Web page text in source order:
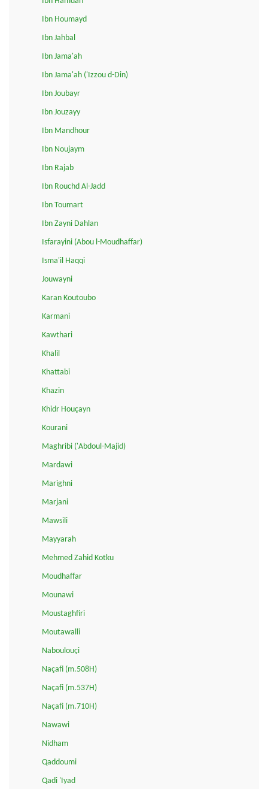
Ibn Houmayd
Ibn Jahbal
Ibn Jama'ah
Ibn Jama'ah ('Izzou d-Din)
Ibn Joubayr
Ibn Jouzayy
Ibn Mandhour
Ibn Noujaym
Ibn Rajab
Ibn Rouchd Al-Jadd
Ibn Toumart
Ibn Zayni Dahlan
Isfarayini (Abou l-Moudhaffar)
Isma'il Haqqi
Jouwayni
Karan Koutoubo
Karmani
Kawthari
Khalil
Khattabi
Khazin
Khidr Houçayn
Kourani
Maghribi ('Abdoul-Majid)
Mardawi
Marighni
Marjani
Mawsili
Mayyarah
Mehmed Zahid Kotku
Moudhaffar
Mounawi
Moustaghfiri
Moutawalli
Naboulouçi
Naçafi (m.508H)
Naçafi (m.537H)
Naçafi (m.710H)
Nawawi
Nidham
Qaddoumi
Qadi 'Iyad